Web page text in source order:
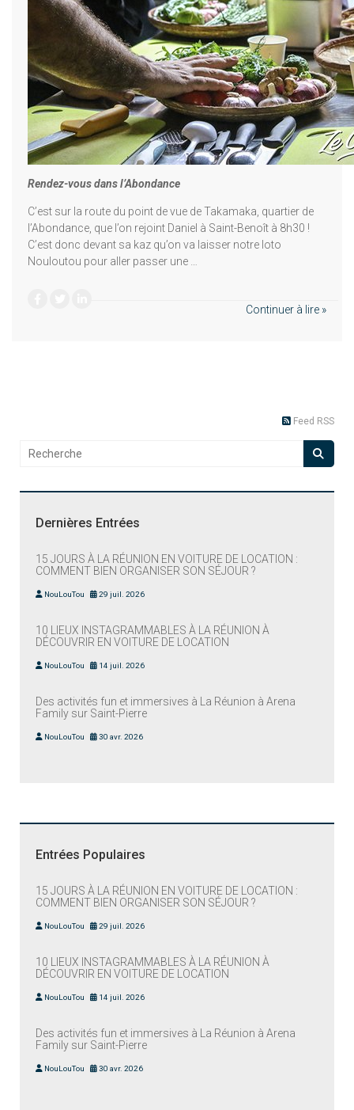
Rendez-vous dans l’Abondance
C’est sur la route du point de vue de Takamaka, quartier de
l’Abondance, que l’on rejoint Daniel à Saint-Benoît à 8h30 !
C’est donc devant sa kaz qu’on va laisser notre loto
Nouloutou pour aller passer une …
Continuer à lire »
Feed RSS
Dernières Entrées
15 JOURS À LA RÉUNION EN VOITURE DE LOCATION :
COMMENT BIEN ORGANISER SON SÉJOUR ?
NouLouTou 29 juil. 2026
10 LIEUX INSTAGRAMMABLES À LA RÉUNION À
DÉCOUVRIR EN VOITURE DE LOCATION
NouLouTou 14 juil. 2026
Des activités fun et immersives à La Réunion à Arena
Family sur Saint-Pierre
NouLouTou 30 avr. 2026
Entrées Populaires
15 JOURS À LA RÉUNION EN VOITURE DE LOCATION :
COMMENT BIEN ORGANISER SON SÉJOUR ?
NouLouTou 29 juil. 2026
10 LIEUX INSTAGRAMMABLES À LA RÉUNION À
DÉCOUVRIR EN VOITURE DE LOCATION
NouLouTou 14 juil. 2026
Des activités fun et immersives à La Réunion à Arena
Family sur Saint-Pierre
NouLouTou 30 avr. 2026